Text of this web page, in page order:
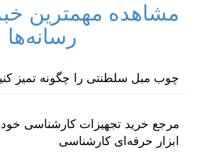
مشاهده مهمترین
رسانه‌ها
چوب مبل سلطنتی را چگونه تمیز
مرجع خرید تجهیزات کارشناسی
ابزار حرفه‌ای کارشناسی